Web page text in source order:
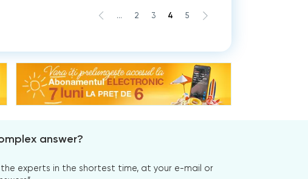
... 2 3 4 5
answer?
experts in the shortest time, at your e-mail or